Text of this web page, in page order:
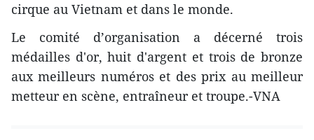
cirque au Vietnam et dans le monde.
Le comité d’organisation a décerné trois
médailles d'or, huit d'argent et trois de bronze
aux meilleurs numéros et des prix au meilleur
metteur en scène, entraîneur et troupe.-VNA